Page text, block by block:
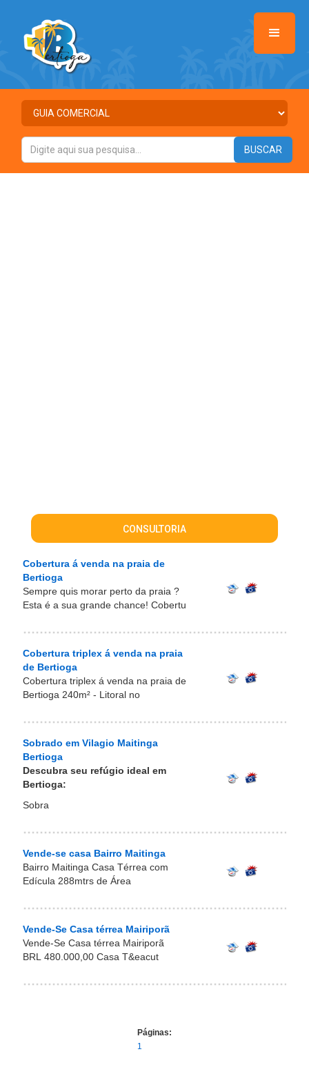
CONSULTORIA
Cobertura á venda na praia de
Bertioga
Sempre quis morar perto da praia ?
Esta é a sua grande chance! Cobertu
Cobertura triplex á venda na praia
de Bertioga
Cobertura triplex á venda na praia de
Bertioga 240m² - Litoral no
Sobrado em Vilagio Maitinga
Bertioga
Descubra seu refúgio ideal em
Bertioga:
Sobra
Vende-se casa Bairro Maitinga
Bairro Maitinga Casa Térrea com
Edícula 288mtrs de Área
Vende-Se Casa térrea Mairiporã
Vende-Se Casa térrea Mairiporã
BRL 480.000,00 Casa T&eacut
Páginas:
1